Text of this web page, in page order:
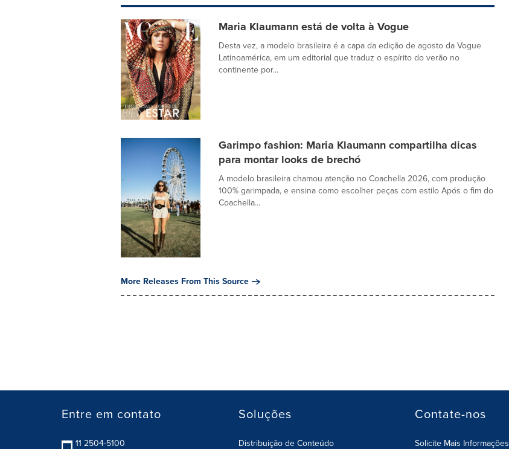
Maria Klaumann está de volta à Vogue
Desta vez, a modelo brasileira é a capa da edição de agosto da Vogue
Latinoamérica, em um editorial que traduz o espírito do verão no
continente por...
Garimpo fashion: Maria Klaumann compartilha dicas
para montar looks de brechó
A modelo brasileira chamou atenção no Coachella 2026, com produção
100% garimpada, e ensina como escolher peças com estilo Após o fim do
Coachella...
More Releases From This Source
Entre em contato
11 2504-5100
Soluções
Distribuição de Conteúdo
Contate-nos
Solicite Mais Informações